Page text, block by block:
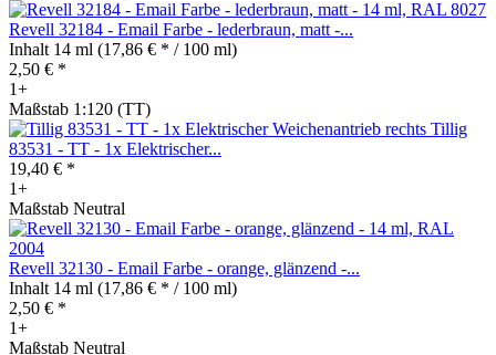
Revell 32184 - Email Farbe - lederbraun, matt -...
Inhalt 14 ml (17,86 € * / 100 ml)
2,50 € *
1+
Maßstab 1:120 (TT)
Tillig
83531 - TT - 1x Elektrischer...
19,40 € *
1+
Maßstab Neutral
Revell 32130 - Email Farbe - orange, glänzend -...
Inhalt 14 ml (17,86 € * / 100 ml)
2,50 € *
1+
Maßstab Neutral